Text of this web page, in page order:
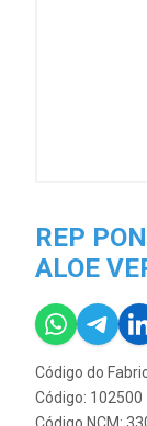
REP
ALOE
Código do
Código: 102500
Código NCM: